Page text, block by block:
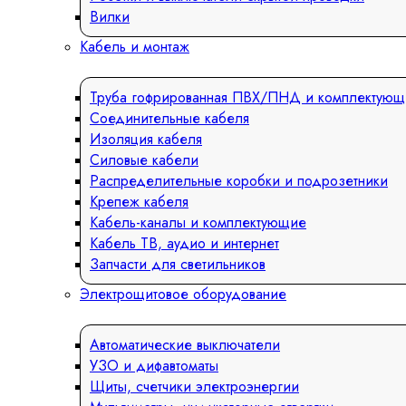
Вилки
Кабель и монтаж
Труба гофрированная ПВХ/ПНД и
Соединительные кабеля
Изоляция кабеля
Силовые кабели
Распределительные коробки и подрозетники
Крепеж кабеля
Кабель-каналы и комплектующие
Кабель ТВ, аудио и интернет
Запчасти для светильников
Электрощитовое оборудование
Автоматические выключатели
УЗО и дифавтоматы
Щиты, счетчики электроэнергии